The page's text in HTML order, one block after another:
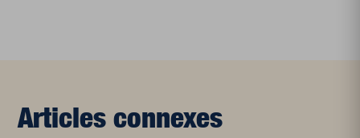
Articles connexes